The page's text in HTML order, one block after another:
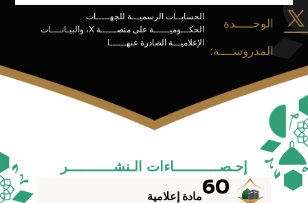
الوحـــــدة
المدروســــة:
الحسابــات الرسميـــة للجهـــــات
الحكـــوميــــــة على منصــــــة X، والبيـانــــات
الإعلاميـــة الصادرة عنهــــــا
إحـصـــــــــــاءات الـنشـــــــــــر
60مادة إعلامية